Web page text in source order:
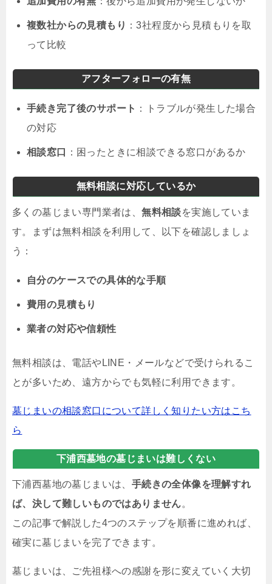
複数社からの見積もり ：3社程度から見積もりを取
って比較
アフターフォローの有無
手続き完了後のサポート ：トラブルが発生した場合
の対応
相談窓口 ：困ったときに相談できる窓口があるか
無料相談に対応しているか
多くの墓じまい専門業者は、無料相談を実施していま
す。まずは無料相談を利用して、以下を確認しましょ
う：
自分のケースでの具体的な手順
費用の見積もり
業者の対応や信頼性
無料相談は、電話やLINE・メールなどで受けられるこ
とが多いため、遠方からでも気軽に利用できます。
墓じまいの相談窓口について詳しく知りたい方はこち
ら
下浦西墓地の墓じまいは難しくない
下浦西墓地の墓じまいは、 手続きの全体像を理解すれ
ば、決して難しいものではありません。
この記事で解説した4つのステップを順番に進めれば、
確実に墓じまいを完了できます。
墓じまいは、ご先祖様への感謝を形に変えていく大切